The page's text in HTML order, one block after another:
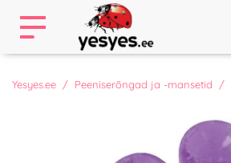
Yesyes.ee Peeniserõngad ja -mansetid